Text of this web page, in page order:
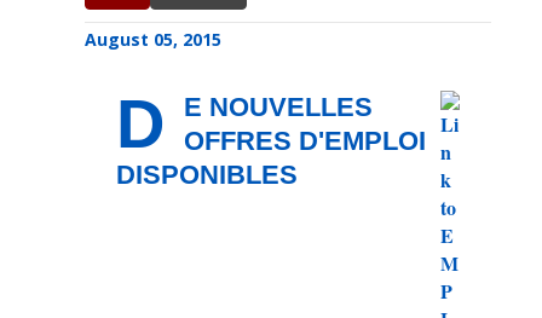
August 05, 2015
D
E NOUVELLES
OFFRES D'EMPLOI
DISPONIBLES